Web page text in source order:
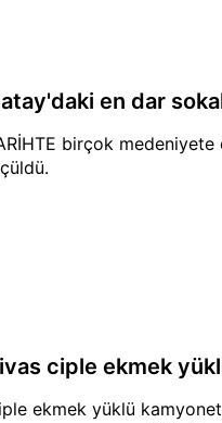
en dar
birçok
ciple ekmek
ekmek yüklü